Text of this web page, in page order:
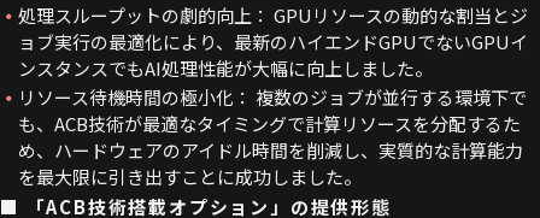
処理スループットの劇的向上： GPUリソースの動的な割当とジ
ョブ実行の最適化により、最新のハイエンドGPUでないGPUイ
ンスタンスでもAI処理性能が大幅に向上しました。
リソース待機時間の極小化： 複数のジョブが並行する環境下で
も、ACB技術が最適なタイミングで計算リソースを分配するた
め、ハードウェアのアイドル時間を削減し、実質的な計算能力
を最大限に引き出すことに成功しました。
■ 「ACB技術搭載オプション」の提供形態